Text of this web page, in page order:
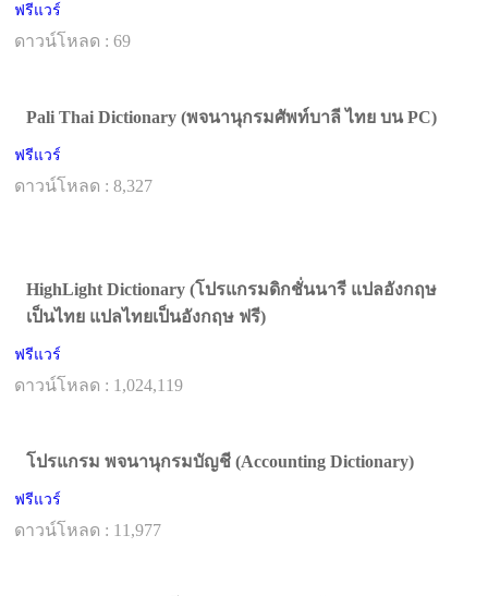
ฟรีแวร์
ดาวน์โหลด : 69
Pali Thai Dictionary (พจนานุกรมศัพท์บาลี ไทย บน PC)
ฟรีแวร์
ดาวน์โหลด : 8,327
HighLight Dictionary (โปรแกรมดิกชั่นนารี แปลอังกฤษ
เป็นไทย แปลไทยเป็นอังกฤษ ฟรี)
ฟรีแวร์
ดาวน์โหลด : 1,024,119
โปรแกรม พจนานุกรมบัญชี (Accounting Dictionary)
ฟรีแวร์
ดาวน์โหลด : 11,977